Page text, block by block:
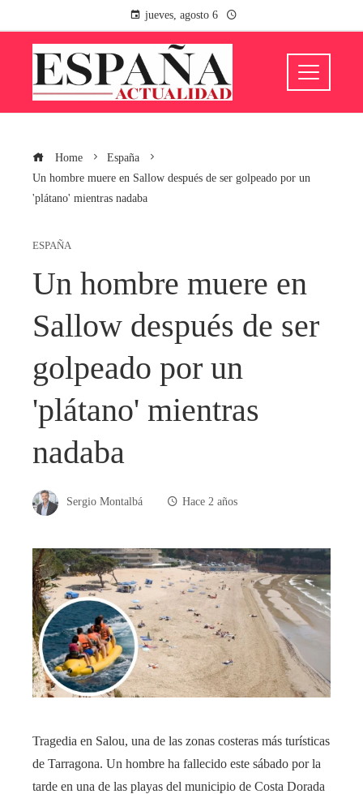
jueves, agosto 6
Home
España
Un hombre muere en Sallow después de ser golpeado por un
'plátano' mientras nadaba
ESPAÑA
Un hombre muere en
Sallow después de ser
golpeado por un
'plátano' mientras
nadaba
Sergio Montalbá Hace 2 años
Tragedia en Salou, una de las zonas costeras más turísticas
de Tarragona. Un hombre ha fallecido este sábado por la
tarde en una de las playas del municipio de Costa Dorada